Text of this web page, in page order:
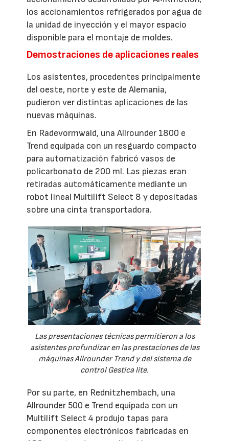
los accionamientos refrigerados por agua de
la unidad de inyección y el mayor espacio
disponible para el montaje de moldes.
Demostraciones de aplicaciones reales
Los asistentes, procedentes principalmente
del oeste, norte y este de Alemania,
pudieron ver distintas aplicaciones de las
nuevas máquinas.
En Radevormwald, una Allrounder 1800 e
Trend equipada con un resguardo compacto
para automatización fabricó vasos de
policarbonato de 200 ml. Las piezas eran
retiradas automáticamente mediante un
robot lineal Multilift Select 8 y depositadas
sobre una cinta transportadora.
Las presentaciones técnicas permitieron a los
asistentes profundizar en las prestaciones de las
máquinas Allrounder Trend y del sistema de
control Gestica lite.
Por su parte, en Rednitzhembach, una
Allrounder 500 e Trend equipada con un
Multilift Select 4 produjo tapas para
componentes electrónicos fabricadas en